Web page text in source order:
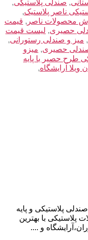
, صندلی پلاستیکی,
ناصر پلاستیک,
محصولات ناصر , قیمت
حصیری, لیست قیمت
, میز و صندلی رستورانی,
حصیری, میزو
طرح حصیر با پایه
آرایشگاه,
پلاستیکی و پایه
با بهترین
و ....